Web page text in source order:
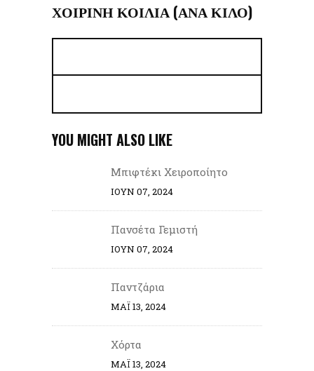
ΧΟΙΡΙΝΉ ΚΟΙΛΙΆ (ΑΝΆ ΚΙΛΌ)
YOU MIGHT ALSO LIKE
Μπιφτέκι Χειροποίητο
ΙΟΎΝ 07, 2024
Πανσέτα Γεμιστή
ΙΟΎΝ 07, 2024
Παντζάρια
ΜΆΙ 13, 2024
Χόρτα
ΜΆΙ 13, 2024